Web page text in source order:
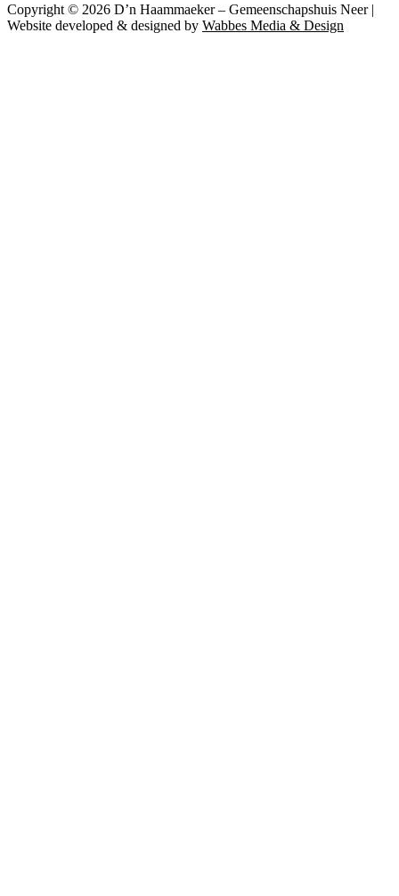
Copyright © 2026 D’n Haammaeker – Gemeenschapshuis Neer |
Website developed & designed by Wabbes Media & Design